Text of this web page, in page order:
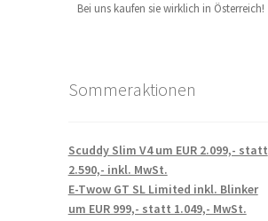
Bei uns kaufen sie wirklich in Österreich!
Sommeraktionen
Scuddy Slim V4 um EUR 2.099,- statt
2.590,- inkl. MwSt.
E-Twow GT SL Limited inkl. Blinker
um EUR 999,- statt 1.049,- MwSt.